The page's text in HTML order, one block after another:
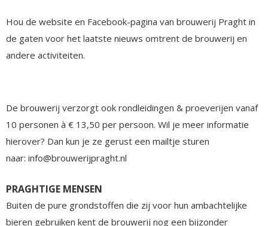
Hou de website en Facebook-pagina van brouwerij Praght in
de gaten voor het laatste nieuws omtrent de brouwerij en
andere activiteiten.
De brouwerij verzorgt ook rondleidingen & proeverijen vanaf
10 personen à € 13,50 per persoon. Wil je meer informatie
hierover? Dan kun je ze gerust een mailtje sturen
naar: info@brouwerijpraght.nl
PRAGHTIGE MENSEN
Buiten de pure grondstoffen die zij voor hun ambachtelijke
bieren gebruiken kent de brouwerij nog een bijzonder